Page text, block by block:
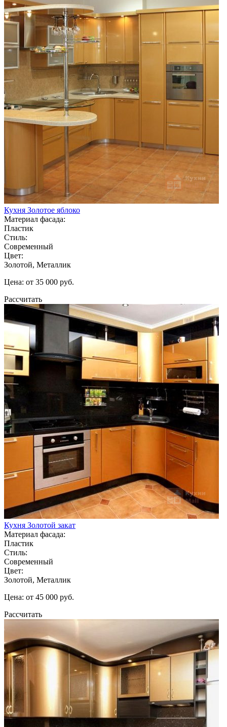
Кухня Золотое яблоко
Материал фасада:
Пластик
Стиль:
Современный
Цвет:
Золотой, Металлик
Цена: от 35 000 руб.
Рассчитать
Кухня Золотой закат
Материал фасада:
Пластик
Стиль:
Современный
Цвет:
Золотой, Металлик
Цена: от 45 000 руб.
Рассчитать